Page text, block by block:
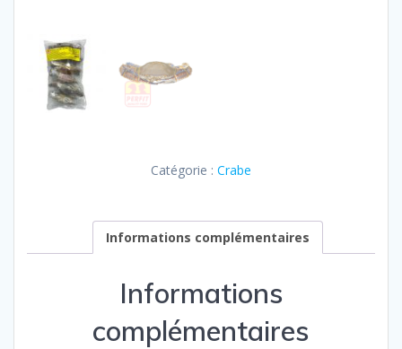
Catégorie : Crabe
Informations complémentaires
Informations
complémentaires